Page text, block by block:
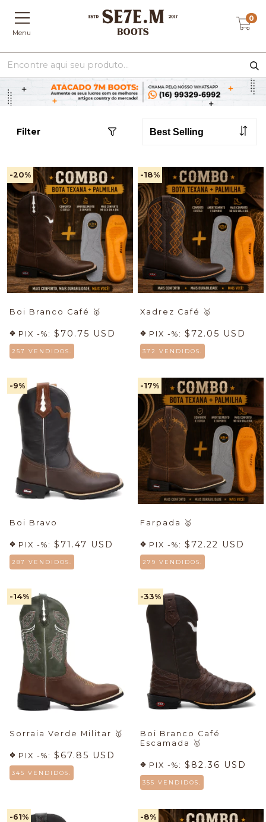
Menu
0
Filter
-20%
Boi Branco Café 🥇
PIX -%: $70.75 USD
257 VENDIDOS.
-18%
Xadrez Café 🥇
PIX -%: $72.05 USD
372 VENDIDOS.
-9%
Boi Bravo
PIX -%: $71.47 USD
287 VENDIDOS.
-17%
Farpada 🥇
PIX -%: $72.22 USD
279 VENDIDOS.
-14%
Sorraia Verde Militar 🥇
PIX -%: $67.85 USD
345 VENDIDOS.
-33%
Boi Branco Café
Escamada
🥇
PIX -%: $82.36 USD
355 VENDIDOS.
-61% -8%